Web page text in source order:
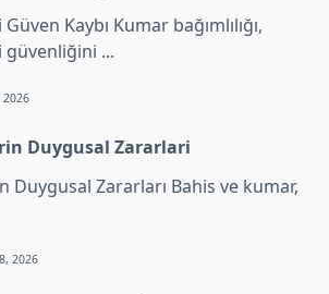
Kaybı Kumar bağımlılığı,
güvenliğini ...
2026
Duygusal Zararlari
Duygusal Zararları Bahis ve kumar,
2026